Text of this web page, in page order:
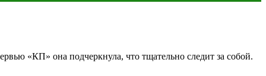
«КП» она подчеркнула, что тщательно следит за собой.